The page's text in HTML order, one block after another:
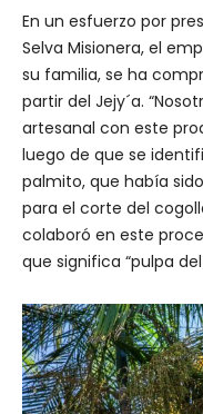
En un esfuerzo por
Selva Misionera, el
su familia, se ha
partir del Jejy´a.
artesanal con este
luego de que se
palmito, que había
para el corte del
colaboró en este
que significa “pulpa